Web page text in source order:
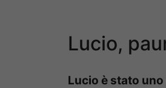
Lucio,
Lucio è stato